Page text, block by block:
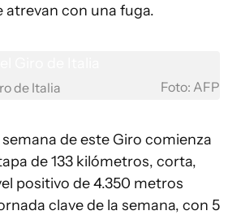
atrevan con una fuga.
de Italia Foto: AFP
de este Giro comienza
de 133 kilómetros, corta,
positivo de 4.350 metros
clave de la semana, con 5